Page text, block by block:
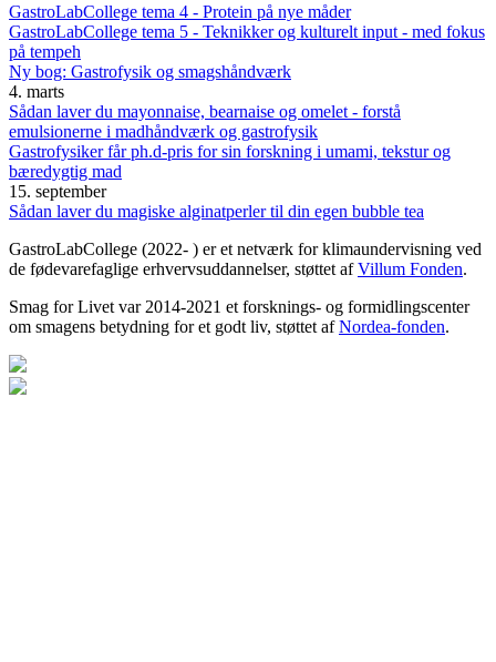
GastroLabCollege tema 4 - Protein på nye måder
GastroLabCollege tema 5 - Teknikker og kulturelt input - med fokus
på tempeh
Ny bog: Gastrofysik og smagshåndværk
4. marts
Sådan laver du mayonnaise, bearnaise og omelet - forstå
emulsionerne i madhåndværk og gastrofysik
Gastrofysiker får ph.d-pris for sin forskning i umami, tekstur og
bæredygtig mad
15. september
Sådan laver du magiske alginatperler til din egen bubble tea
GastroLabCollege (2022- ) er et netværk for klimaundervisning ved
de fødevarefaglige erhvervsuddannelser, støttet afVillum Fonden.
Smag for Livet var 2014-2021 et forsknings- og formidlingscenter
om smagens betydning for et godt liv, støttet afNordea-fonden.